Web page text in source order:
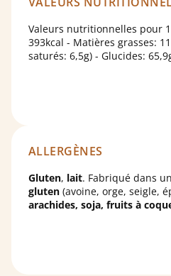
Valeurs nutritionnelles pour
393kcal - Matières grasses:
saturés: 6,5g) - Glucides:
ALLERGÈNES
Gluten, lait. Fabriqué dans
gluten (avoine, orge, seigle,
arachides, soja, fruits à